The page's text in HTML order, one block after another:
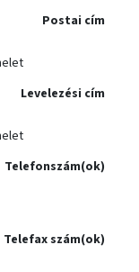
Postai cím
Levelezési cím
Telefonszám(ok)
Telefax szám(ok)